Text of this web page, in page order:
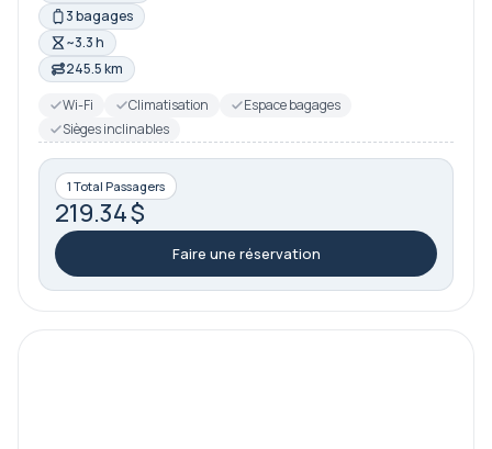
3 bagages
~3.3 h
245.5 km
Wi-Fi
Climatisation
Espace bagages
Sièges inclinables
1 Total Passagers
219.34 $
Faire une réservation